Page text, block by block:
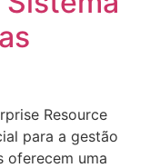
Resource
para a gestão
oferecem uma